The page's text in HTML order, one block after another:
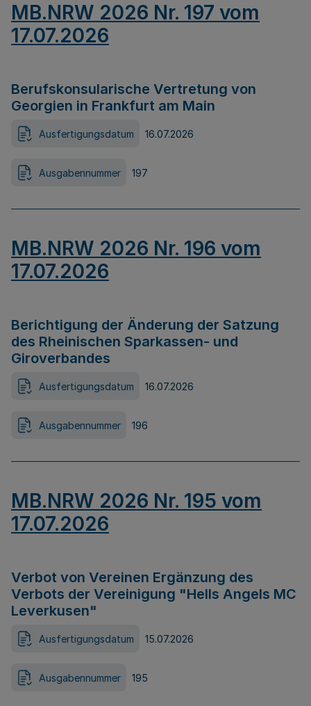
MB.NRW 2026 Nr. 197 vom
17.07.2026
Berufskonsularische Vertretung von
Georgien in Frankfurt am Main
Ausfertigungsdatum 16.07.2026
Ausgabennummer 197
MB.NRW 2026 Nr. 196 vom
17.07.2026
Berichtigung der Änderung der Satzung
des Rheinischen Sparkassen- und
Giroverbandes
Ausfertigungsdatum 16.07.2026
Ausgabennummer 196
MB.NRW 2026 Nr. 195 vom
17.07.2026
Verbot von Vereinen Ergänzung des
Verbots der Vereinigung "Hells Angels MC
Leverkusen"
Ausfertigungsdatum 15.07.2026
Ausgabennummer 195